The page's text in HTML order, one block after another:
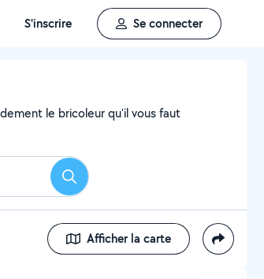
S'inscrire Se connecter
le bricoleur qu'il vous faut
Rechercher
Afficher la carte